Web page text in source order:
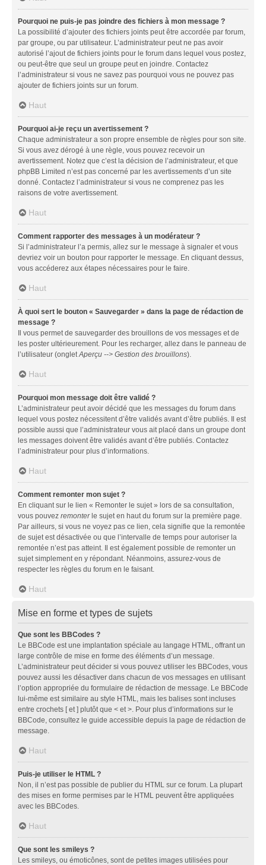
Pourquoi ne puis-je pas joindre des fichiers à mon message ?
La possibilité d’ajouter des fichiers joints peut être accordée par forum,
par groupe, ou par utilisateur. L’administrateur peut ne pas avoir
autorisé l’ajout de fichiers joints pour le forum dans lequel vous postez,
ou peut-être que seul un groupe peut en joindre. Contactez
l’administrateur si vous ne savez pas pourquoi vous ne pouvez pas
ajouter de fichiers joints sur un forum.
Haut
Pourquoi ai-je reçu un avertissement ?
Chaque administrateur a son propre ensemble de règles pour son site.
Si vous avez dérogé à une règle, vous pouvez recevoir un
avertissement. Notez que c’est la décision de l’administrateur, et que
phpBB Limited n’est pas concerné par les avertissements d’un site
donné. Contactez l’administrateur si vous ne comprenez pas les
raisons de votre avertissement.
Haut
Comment rapporter des messages à un modérateur ?
Si l’administrateur l’a permis, allez sur le message à signaler et vous
devriez voir un bouton pour rapporter le message. En cliquant dessus,
vous accéderez aux étapes nécessaires pour le faire.
Haut
À quoi sert le bouton « Sauvegarder » dans la page de rédaction de
message ?
Il vous permet de sauvegarder des brouillons de vos messages et de
les poster ultérieurement. Pour les recharger, allez dans le panneau de
l’utilisateur (ongletAperçu --> Gestion des brouillons).
Haut
Pourquoi mon message doit être validé ?
L’administrateur peut avoir décidé que les messages du forum dans
lequel vous postez nécessitent d’être validés avant d’être publiés. Il est
possible aussi que l’administrateur vous ait placé dans un groupe dont
les messages doivent être validés avant d’être publiés. Contactez
l’administrateur pour plus d’informations.
Haut
Comment remonter mon sujet ?
En cliquant sur le lien « Remonter le sujet » lors de sa consultation,
vous pouvez remonterle sujet en haut du forum sur la première page.
Par ailleurs, si vous ne voyez pas ce lien, cela signifie que la remontée
de sujet est désactivée ou que l’intervalle de temps pour autoriser la
remontée n’est pas atteint. Il est également possible de remonter un
sujet simplement en y répondant. Néanmoins, assurez-vous de
respecter les règles du forum en le faisant.
Haut
Mise en forme et types de sujets
Que sont les BBCodes ?
Le BBCode est une implantation spéciale au langage HTML, offrant un
large contrôle de mise en forme des éléments d’un message.
L’administrateur peut décider si vous pouvez utiliser les BBCodes, vous
pouvez aussi les désactiver dans chacun de vos messages en utilisant
l’option appropriée du formulaire de rédaction de message. Le BBCode
lui-même est similaire au style HTML, mais les balises sont incluses
entre crochets [ et ] plutôt que < et >. Pour plus d’informations sur le
BBCode, consultez le guide accessible depuis la page de rédaction de
message.
Haut
Puis-je utiliser le HTML ?
Non, il n’est pas possible de publier du HTML sur ce forum. La plupart
des mises en forme permises par le HTML peuvent être appliquées
avec les BBCodes.
Haut
Que sont les smileys ?
Les smileys, ou émoticônes, sont de petites images utilisées pour